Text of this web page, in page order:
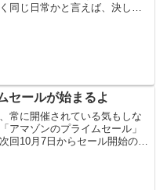
同じ日常かと言えば、決して
セールが始まるよ
常に開催されている気もしな
アマゾンのプライムセール」
回10月7日からセール開始のよ